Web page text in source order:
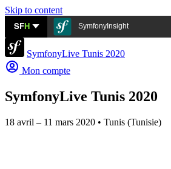
Skip to content
SFH SymfonyInsight
SymfonyLive Tunis 2020
Mon compte
SymfonyLive Tunis 2020
18 avril – 11 mars 2020 • Tunis (Tunisie)